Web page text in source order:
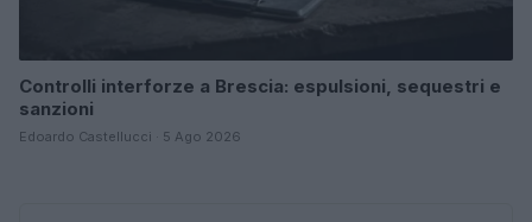
Controlli interforze a Brescia: espulsioni, sequestri e
sanzioni
Edoardo Castellucci · 5 Ago 2026